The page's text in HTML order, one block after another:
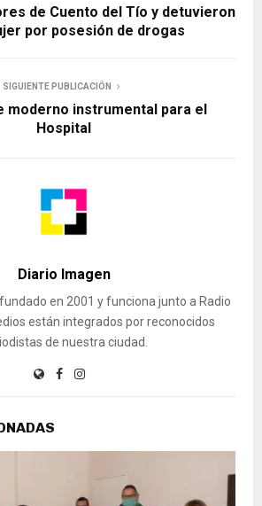
de Cuento del Tío y detuvieron
por posesión de drogas
SIGUIENTE PUBLICACIÓN
moderno instrumental para el
Hospital
Diario Imagen
en 2001 y funciona junto a Radio
están integrados por reconocidos
de nuestra ciudad.